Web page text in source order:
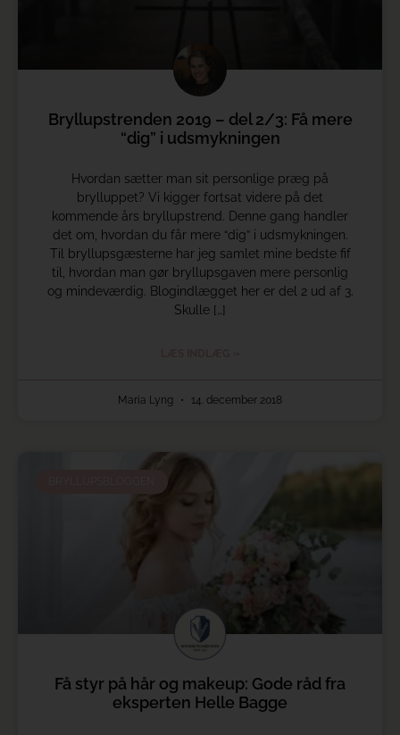
Bryllupstrenden 2019 – del 2/3: Få mere
“dig” i udsmykningen
Hvordan sætter man sit personlige præg på
brylluppet? Vi kigger fortsat videre på det
kommende års bryllupstrend. Denne gang handler
det om, hvordan du får mere “dig” i udsmykningen.
Til bryllupsgæsterne har jeg samlet mine bedste fif
til, hvordan man gør bryllupsgaven mere personlig
og mindeværdig. Blogindlægget her er del 2 ud af 3.
Skulle […]
Maria Lyng 14. december 2018
Få styr på hår og makeup: Gode råd fra
eksperten Helle Bagge